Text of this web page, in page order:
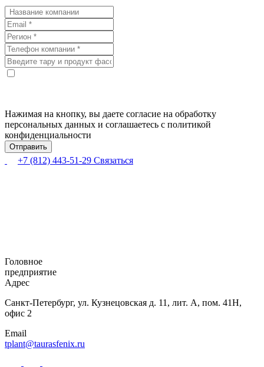
Нажимая на кнопку, вы даете согласие на обработку
персональных данных и соглашаетесь с политикой
конфиденциальности
+7 (812) 443-51-29 Связаться
Головное
предприятие
Адрес
Санкт-Петербург, ул. Кузнецовская д. 11, лит. А, пом. 41Н,
офис 2
Email
tplant@taurasfenix.ru